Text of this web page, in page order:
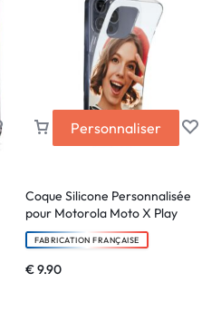
Personnaliser
Coque Silicone Personnalisée
pour Motorola Moto X Play
FABRICATION FRANÇAISE
€9.90